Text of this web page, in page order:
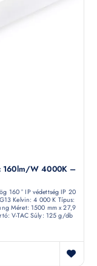
160lm/W 4000K –
160 ° IP védettség IP 20
Kelvin: 4 000 K Típus:
Méret: 1500 mm x 27,9
V-TAC Súly: 125 g/db